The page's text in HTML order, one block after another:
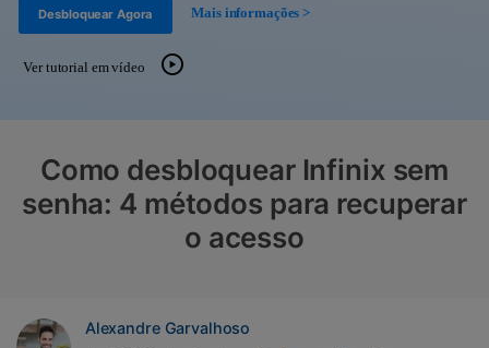
Online
Dicas
Centro de Ajuda
Transferir Dados
Gerenciador de dados
Proteção do celular
Encontre Mais Soluções
Entrar
Desbloquear Agora Mais informações >
Ver tutorial em vídeo
Como desbloquear Infinix sem
senha: 4 métodos para recuperar
o acesso
Alexandre Garvalhoso